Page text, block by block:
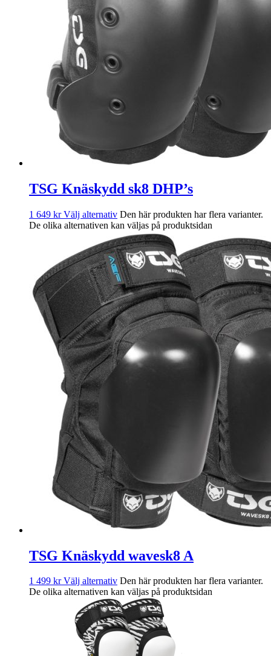
TSG Knäskydd sk8 DHP’s
1 649 kr Välj alternativ Den här produkten har flera varianter.
De olika alternativen kan väljas på produktsidan
TSG Knäskydd wavesk8 A
1 499 kr Välj alternativ Den här produkten har flera varianter.
De olika alternativen kan väljas på produktsidan